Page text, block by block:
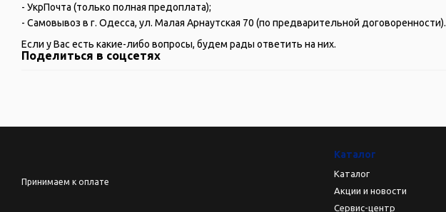
- УкрПочта (только полная предоплата);
- Самовывоз в г. Одесса, ул. Малая Арнаутская 70 (по предварительной договоренности).
Если у Вас есть какие-либо вопросы, будем рады ответить на них.
Поделиться в соцсетях
Принимаем к оплате
Каталог
Каталог
Акции и новости
Сервис-центр